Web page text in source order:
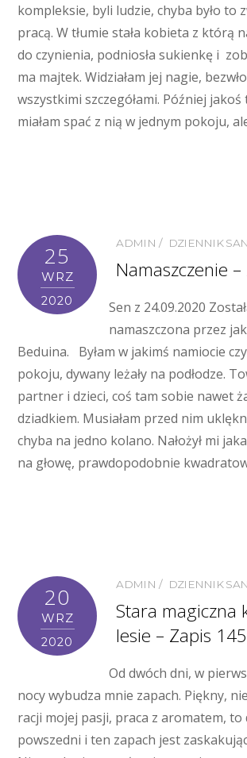
kompleksie, byli ludzie, chyba było to
pracą. W tłumie stała kobieta z którą
do czynienia, podniosła sukienkę i
ma majtek. Widziałam jej nagie,
wszystkimi szczegółami. Później jakoś
miałam spać z nią w jednym pokoju,
25
WRZ
2020
ADMIN DZIENNIK
Namaszczenie
Sen z 24.09.2020
namaszczona przez
Beduina. Byłam w jakimś namiocie
pokoju, dywany leżały na podłodze.
partner i dzieci, coś tam sobie nawet
dziadkiem. Musiałam przed nim
chyba na jedno kolano. Nałożył mi
na głowę, prawdopodobnie
20
WRZ
2020
ADMIN DZIENNIK
Stara magiczna
lesie – Zapis 145
Od dwóch dni, w
nocy wybudza mnie zapach. Piękny,
racji mojej pasji, praca z aromatem, to
powszedni i ten zapach jest